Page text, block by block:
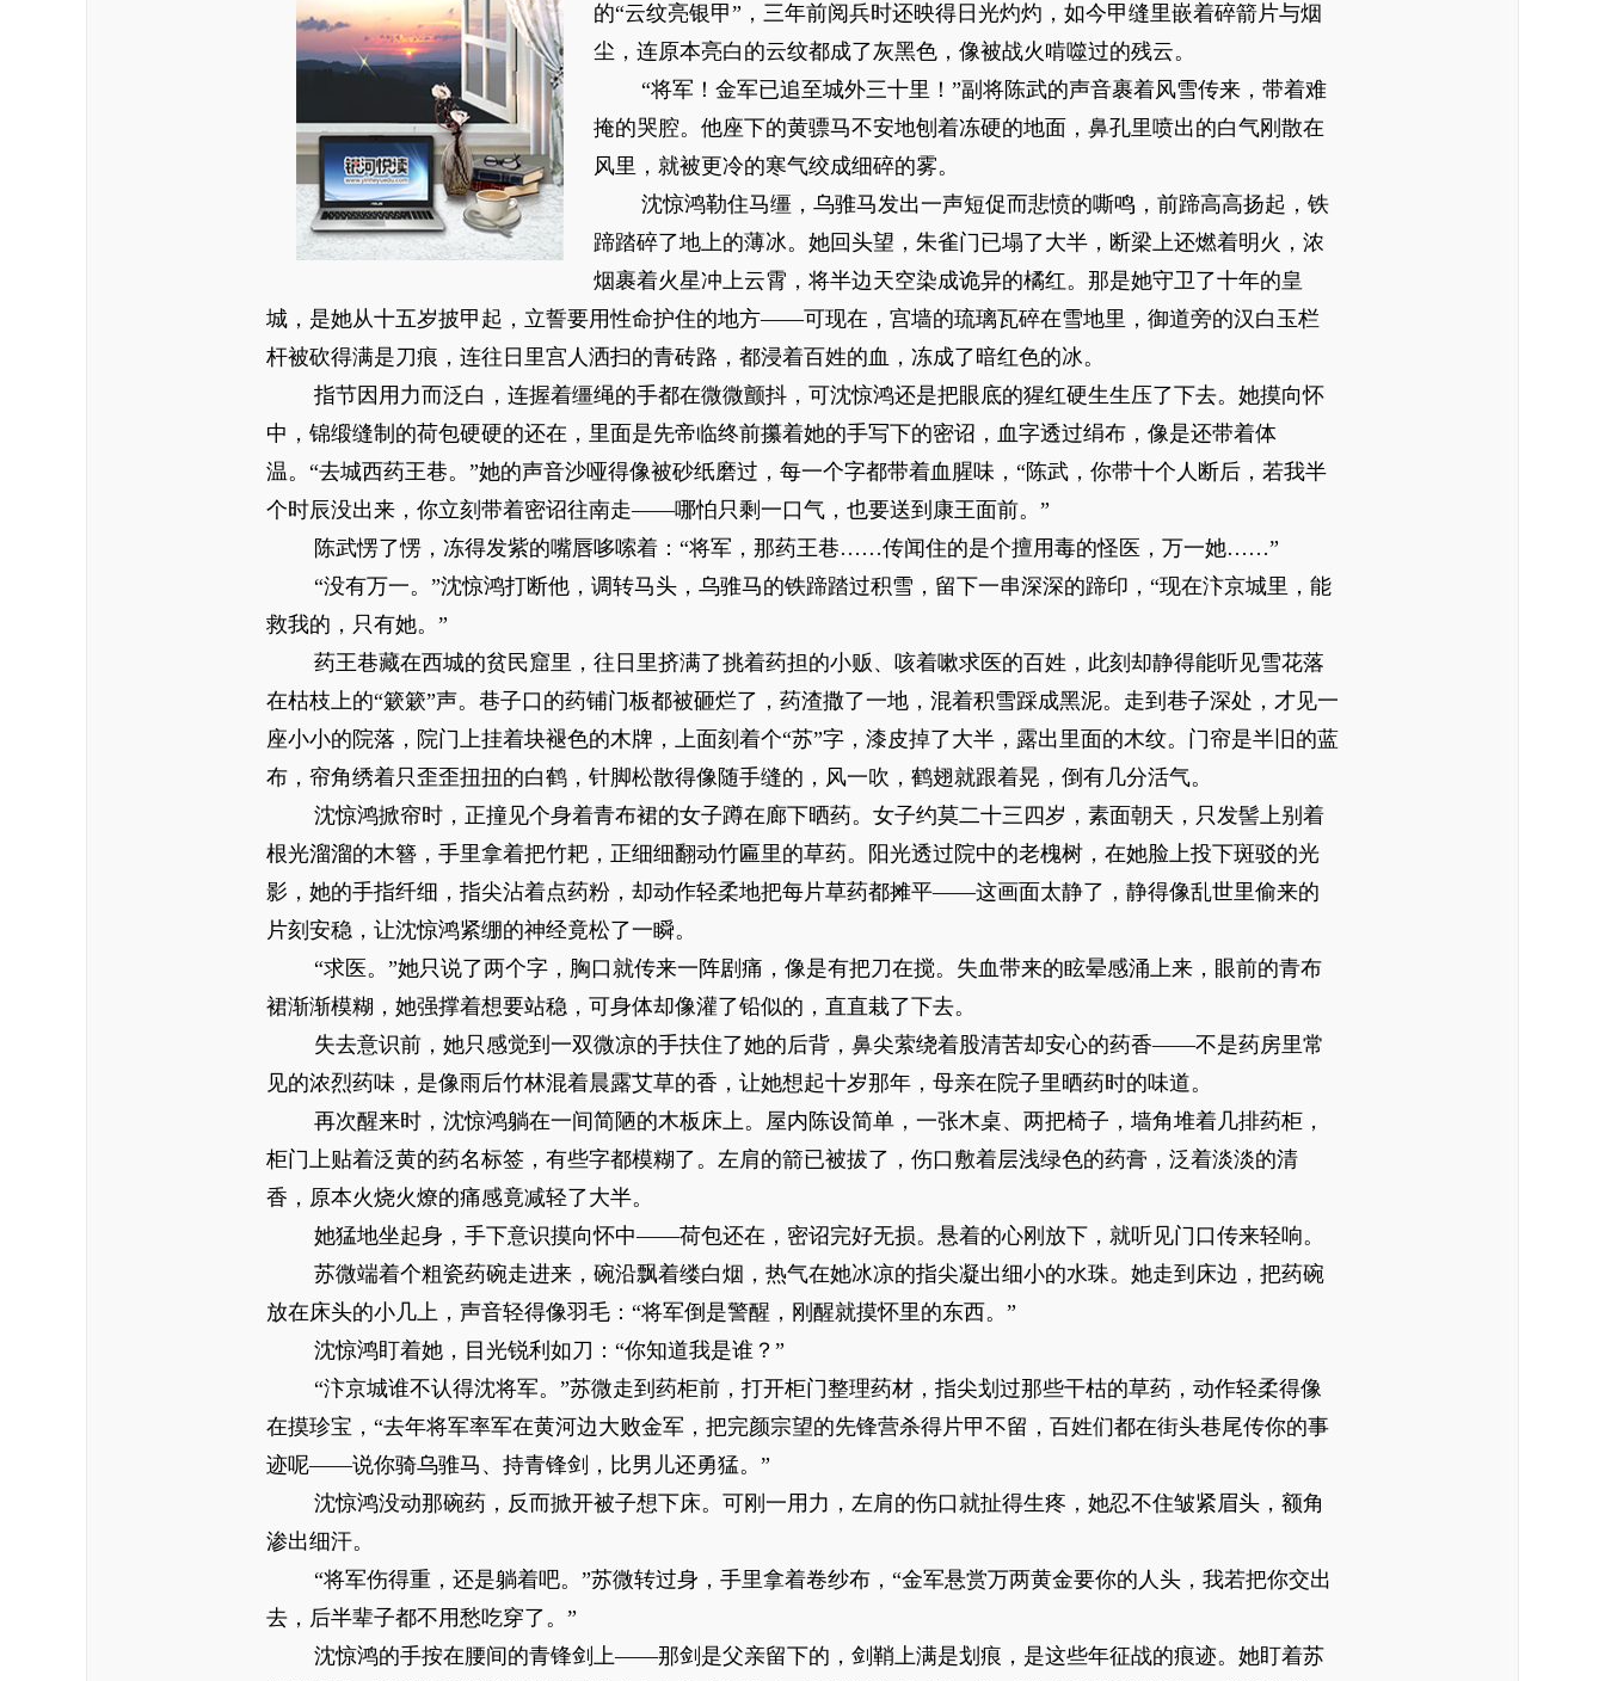
的“云纹亮银甲”，三年前阅兵时还映得日光灼灼，如今甲缝里嵌着碎箭片与烟
尘，连原本亮白的云纹都成了灰黑色，像被战火啃噬过的残云。
“将军！金军已追至城外三十里！”副将陈武的声音裹着风雪传来，带着难
掩的哭腔。他座下的黄骠马不安地刨着冻硬的地面，鼻孔里喷出的白气刚散在
风里，就被更冷的寒气绞成细碎的雾。
沈惊鸿勒住马缰，乌骓马发出一声短促而悲愤的嘶鸣，前蹄高高扬起，铁
蹄踏碎了地上的薄冰。她回头望，朱雀门已塌了大半，断梁上还燃着明火，浓
烟裹着火星冲上云霄，将半边天空染成诡异的橘红。那是她守卫了十年的皇
城，是她从十五岁披甲起，立誓要用性命护住的地方——可现在，宫墙的琉璃瓦碎在雪地里，御道旁的汉白玉栏
杆被砍得满是刀痕，连往日里宫人洒扫的青砖路，都浸着百姓的血，冻成了暗红色的冰。
指节因用力而泛白，连握着缰绳的手都在微微颤抖，可沈惊鸿还是把眼底的猩红硬生生压了下去。她摸向怀
中，锦缎缝制的荷包硬硬的还在，里面是先帝临终前攥着她的手写下的密诏，血字透过绢布，像是还带着体
温。“去城西药王巷。”她的声音沙哑得像被砂纸磨过，每一个字都带着血腥味，“陈武，你带十个人断后，若我半
个时辰没出来，你立刻带着密诏往南走——哪怕只剩一口气，也要送到康王面前。”
陈武愣了愣，冻得发紫的嘴唇哆嗦着：“将军，那药王巷……传闻住的是个擅用毒的怪医，万一她……”
“没有万一。”沈惊鸿打断他，调转马头，乌骓马的铁蹄踏过积雪，留下一串深深的蹄印，“现在汴京城里，能
救我的，只有她。”
药王巷藏在西城的贫民窟里，往日里挤满了挑着药担的小贩、咳着嗽求医的百姓，此刻却静得能听见雪花落
在枯枝上的“簌簌”声。巷子口的药铺门板都被砸烂了，药渣撒了一地，混着积雪踩成黑泥。走到巷子深处，才见一
座小小的院落，院门上挂着块褪色的木牌，上面刻着个“苏”字，漆皮掉了大半，露出里面的木纹。门帘是半旧的蓝
布，帘角绣着只歪歪扭扭的白鹤，针脚松散得像随手缝的，风一吹，鹤翅就跟着晃，倒有几分活气。
沈惊鸿掀帘时，正撞见个身着青布裙的女子蹲在廊下晒药。女子约莫二十三四岁，素面朝天，只发髻上别着
根光溜溜的木簪，手里拿着把竹耙，正细细翻动竹匾里的草药。阳光透过院中的老槐树，在她脸上投下斑驳的光
影，她的手指纤细，指尖沾着点药粉，却动作轻柔地把每片草药都摊平——这画面太静了，静得像乱世里偷来的
片刻安稳，让沈惊鸿紧绷的神经竟松了一瞬。
“求医。”她只说了两个字，胸口就传来一阵剧痛，像是有把刀在搅。失血带来的眩晕感涌上来，眼前的青布
裙渐渐模糊，她强撑着想要站稳，可身体却像灌了铅似的，直直栽了下去。
失去意识前，她只感觉到一双微凉的手扶住了她的后背，鼻尖萦绕着股清苦却安心的药香——不是药房里常
见的浓烈药味，是像雨后竹林混着晨露艾草的香，让她想起十岁那年，母亲在院子里晒药时的味道。
再次醒来时，沈惊鸿躺在一间简陋的木板床上。屋内陈设简单，一张木桌、两把椅子，墙角堆着几排药柜，
柜门上贴着泛黄的药名标签，有些字都模糊了。左肩的箭已被拔了，伤口敷着层浅绿色的药膏，泛着淡淡的清
香，原本火烧火燎的痛感竟减轻了大半。
她猛地坐起身，手下意识摸向怀中——荷包还在，密诏完好无损。悬着的心刚放下，就听见门口传来轻响。
苏微端着个粗瓷药碗走进来，碗沿飘着缕白烟，热气在她冰凉的指尖凝出细小的水珠。她走到床边，把药碗
放在床头的小几上，声音轻得像羽毛：“将军倒是警醒，刚醒就摸怀里的东西。”
沈惊鸿盯着她，目光锐利如刀：“你知道我是谁？”
“汴京城谁不认得沈将军。”苏微走到药柜前，打开柜门整理药材，指尖划过那些干枯的草药，动作轻柔得像
在摸珍宝，“去年将军率军在黄河边大败金军，把完颜宗望的先锋营杀得片甲不留，百姓们都在街头巷尾传你的事
迹呢——说你骑乌骓马、持青锋剑，比男儿还勇猛。”
沈惊鸿没动那碗药，反而掀开被子想下床。可刚一用力，左肩的伤口就扯得生疼，她忍不住皱紧眉头，额角
渗出细汗。
“将军伤得重，还是躺着吧。”苏微转过身，手里拿着卷纱布，“金军悬赏万两黄金要你的人头，我若把你交出
去，后半辈子都不用愁吃穿了。”
沈惊鸿的手按在腰间的青锋剑上——那剑是父亲留下的，剑鞘上满是划痕，是这些年征战的痕迹。她盯着苏